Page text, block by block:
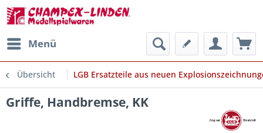
Menü
Übersicht LGB Ersatzteile aus neuen
Griffe, Handbremse, KK